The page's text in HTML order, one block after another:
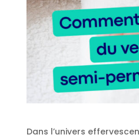
Dans l’univers